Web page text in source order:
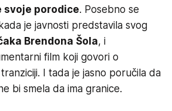
svoje porodice. Posebno se
je javnosti predstavila svog
Brendona Šola, i
film koji govori o
I tada je jasno poručila da
bi smela da ima granice.